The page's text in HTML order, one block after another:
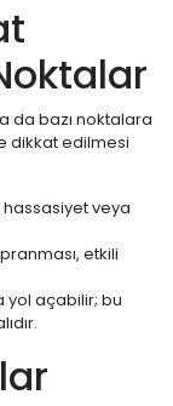
da bazı noktalara
dikkat edilmesi
veya
etkili
yol açabilir; bu